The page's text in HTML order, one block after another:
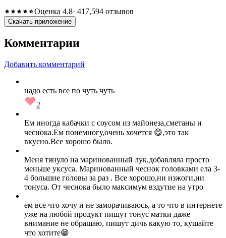
Оценка 4.8· 417,594 отзывов
Скачать приложение
Комментарии
Добавить комментарий
надо есть все по чуть чуть
2
Ем иногда кабачки с соусом из майонеза,сметаны и
чеснока.Ем понемногу,очень хочется 😋,это так
вкусно.Все хорошо было.
Меня тянуло на маринованный лук,добавляла просто
меньше уксуса. Маринованный чеснок головками ела 3-
4 большие головы за раз . Все хорошо,ни изжоги,ни
тонуса. От чеснока было максимум вздутие на утро
ем все что хочу и не заморачиваюсь, а то что в интернете
уже на любой продукт пишут тонус матки даже
внимание не обращаю, пишут дичь какую то, кушайте
что хотите😁